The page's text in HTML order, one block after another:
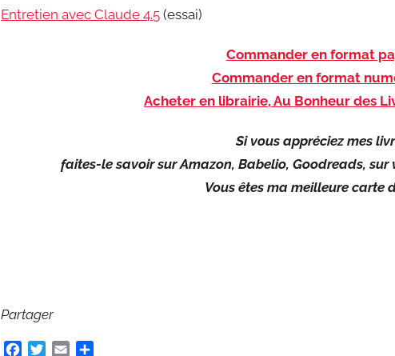
Entretien avec Claude 4.5 (essai)
Commander en format
Commander en format
Acheter en librairie, Au Bonheur des
Si vous appréciez mes
faites-le savoir sur Amazon, Babelio, Goodreads, sur
Vous êtes ma meilleure carte
Partager